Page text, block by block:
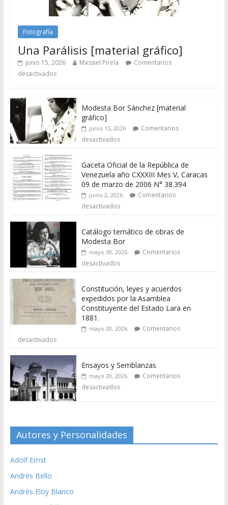
Fotografía
Una Parálisis [material gráfico]
junio 15, 2026 Massiel Pirela
Comentarios
desactivados
Modesta Bor Sánchez [material
gráfico]
junio 15, 2026
Comentarios
desactivados
Gaceta Oficial de la República de
Venezuela año CXXXIII Mes V, Caracas
09 de marzo de 2006 N° 38.394
junio 2, 2026
Comentarios
desactivados
Catálogo temático de obras de
Modesta Bor
mayo 30, 2026
Comentarios
desactivados
Constitución, leyes y acuerdos
expedidos por la Asamblea
Constituyente del Estado Lara en
1881.
mayo 20, 2026
Comentarios
desactivados
Ensayos y Semblanzas
mayo 20, 2026
Comentarios
desactivados
Autores y Personalidades
Adolf Ernst
Andrés Bello
Andrés Eloy Blanco